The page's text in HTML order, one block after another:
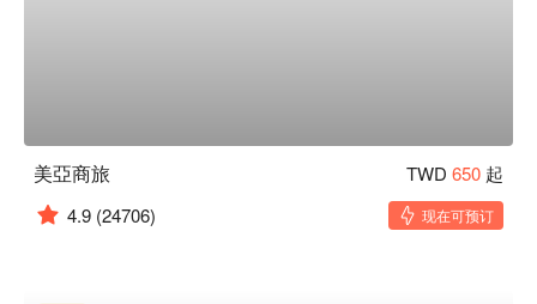
美亞商旅 TWD 650 起
4.9 (24706) 现在可预订